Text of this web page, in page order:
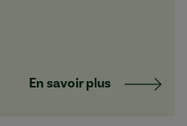
En savoir plus